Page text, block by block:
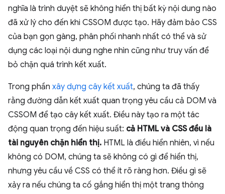
nghĩa là trình duyệt sẽ không hiển thị bất kỳ nội dung nào
đã xử lý cho đến khi CSSOM được tạo. Hãy đảm bảo CSS
của bạn gọn gàng, phân phối nhanh nhất có thể và sử
dụng các loại nội dung nghe nhìn cũng như truy vấn để
bỏ chặn quá trình kết xuất.
Trong phần xây dựng cây kết xuất, chúng ta đã thấy
rằng đường dẫn kết xuất quan trọng yêu cầu cả DOM và
CSSOM để tạo cây kết xuất. Điều này tạo ra một tác
động quan trọng đến hiệu suất: cả HTML và CSS đều là
tài nguyên chặn hiển thị. HTML là điều hiển nhiên, vì nếu
không có DOM, chúng ta sẽ không có gì để hiển thị,
nhưng yêu cầu về CSS có thể ít rõ ràng hơn. Điều gì sẽ
xảy ra nếu chúng ta cố gắng hiển thị một trang thông